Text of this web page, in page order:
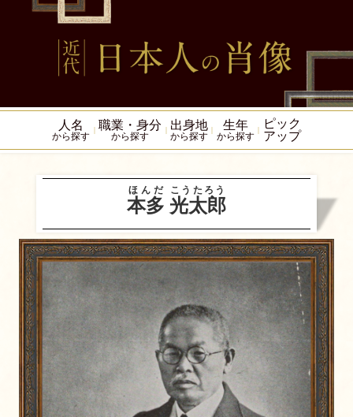
人名
から探す
職業・身分
から探す
出身地
から探す
生年
から探す
ピック
アップ
本多
ほんだ
光太郎
こうたろう